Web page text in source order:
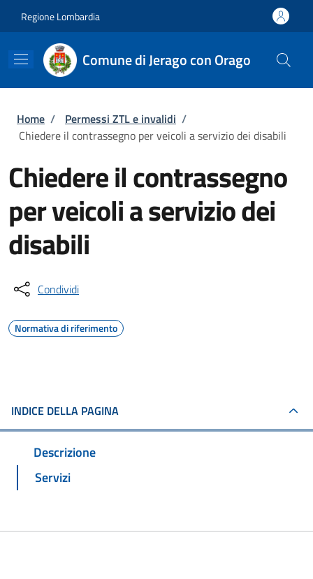
Regione Lombardia
Comune di Jerago con Orago
Briciole di pane
Home / Permessi ZTL e invalidi /
Chiedere il contrassegno per veicoli a servizio dei disabili
Chiedere il contrassegno
per veicoli a servizio dei
disabili
Condividi
Normativa di riferimento
INDICE DELLA PAGINA
Descrizione
Servizi